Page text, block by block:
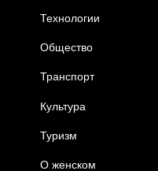
Технологии
Общество
Транспорт
Культура
Туризм
О женском